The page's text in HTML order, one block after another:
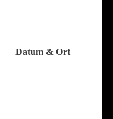
Datum & Ort